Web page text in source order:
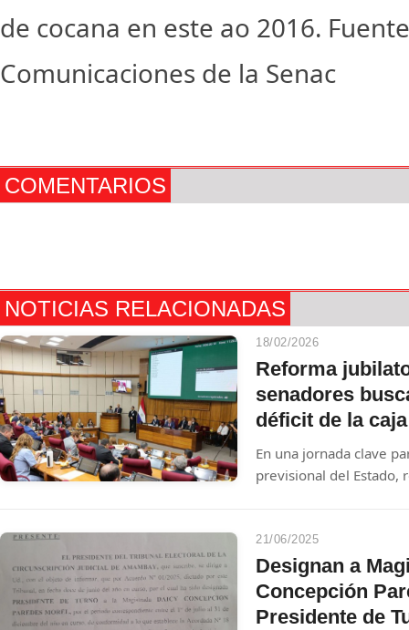
de cocana en este ao 2016.
Comunicaciones de la Senac
COMENTARIOS
NOTICIAS RELACIONADAS
18/02/2026
Reforma
senadores
déficit de la
En una jornada clave
previsional del Estado,
urgencia: cerrar un
dólares que amenaza
21/06/2025
Designan a
Concepción
Presidente de